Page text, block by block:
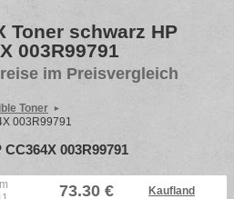
Toner schwarz HP
003R99791
im Preisvergleich
Toner
003R99791
003R99791
73.30 € Kaufland